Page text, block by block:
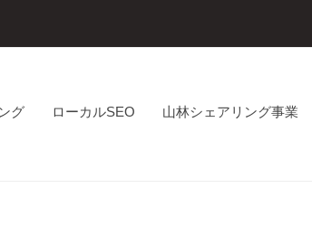
グ ローカルSEO 山林シェアリング事業